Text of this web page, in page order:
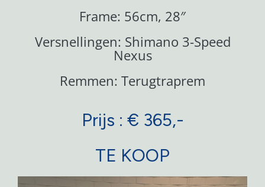
Frame: 56cm, 28″
Versnellingen: Shimano 3-Speed
Nexus
Remmen: Terugtraprem
Prijs : € 365,-
TE KOOP